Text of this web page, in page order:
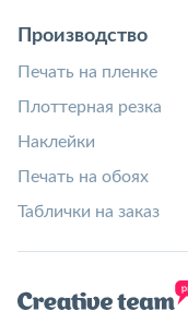
Производство
Печать на пленке
Плоттерная резка
Наклейки
Печать на обоях
Таблички на заказ